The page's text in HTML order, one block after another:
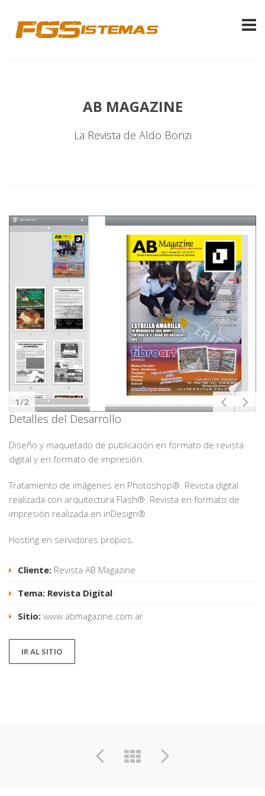
AB MAGAZINE
La Revista de Aldo Bonzi
1/2
Detalles del Desarrollo
Diseño y maquetado de publicación en formato de revista
digital y en formato de impresión.
Tratamiento de imágenes en Photoshop®. Revista digital
realizada con arquitectura Flash®. Revista en formato de
impresión realizada en inDesign®.
Hosting en servidores propios.
Cliente: Revista AB Magazine
Tema: Revista Digital
Sitio: www.abmagazine.com.ar
IR AL SITIO